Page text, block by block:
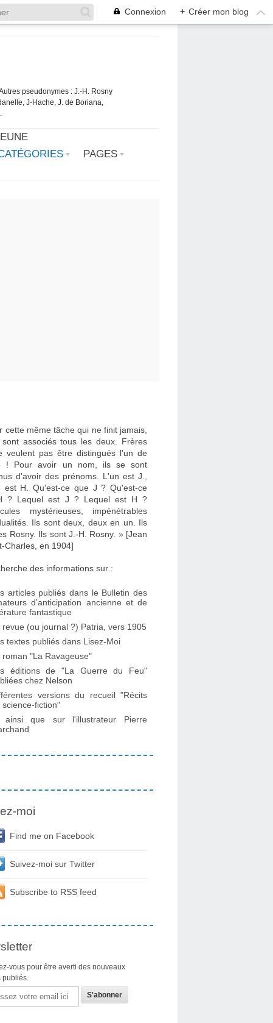
Connexion + Créer mon blog
pseudonymes : J.-H. Rosny
J-Hache, J. de Boriana,
PAGES
cette même tâche qui ne finit jamais,
associés tous les deux. Frères
veulent pas être distingués l'un de
! Pour avoir un nom, ils se sont
d'avoir des prénoms. L'un est J.,
est H. Qu'est-ce que J ? Qu'est-ce
? Lequel est J ? Lequel est H ?
mystérieuses, impénétrables
Ils sont deux, deux en un. Ils
Rosny. Ils sont J.-H. Rosny. » [Jean
Charles, en 1904]
des informations sur :
articles publiés dans le Bulletin des
d’anticipation ancienne et de
fantastique
revue (ou journal ?) Patria, vers 1905
textes publiés dans Lisez-Moi
roman "La Ravageuse"
éditions de "La Guerre du Feu"
chez Nelson
versions du recueil "Récits
science-fiction"
ainsi que sur l'illustrateur Pierre
moi
Find me on Facebook
Suivez-moi sur Twitter
Subscribe to RSS feed
vous pour être averti des nouveaux
publiés.